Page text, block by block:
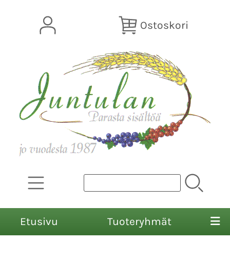
Ostoskori
Etusivu Tuoteryhmät